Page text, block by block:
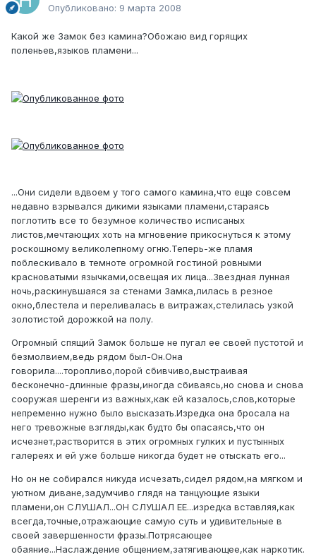
Опубликовано: 9 марта 2008
Какой же Замок без камина?Обожаю вид горящих
поленьев,языков пламени...
...Они сидели вдвоем у того самого камина,что еще совсем
недавно взрывался дикими языками пламени,стараясь
поглотить все то безумное количество исписаных
листов,мечтающих хоть на мгновение прикоснуться к этому
роскошному великолепному огню.Теперь-же пламя
поблескивало в темноте огромной гостиной ровными
красноватыми язычками,освещая их лица...Звездная лунная
ночь,раскинувшаяся за стенами Замка,лилась в резное
окно,блестела и переливалась в витражах,стелилась узкой
золотистой дорожкой на полу.
Огромный спящий Замок больше не пугал ее своей пустотой и
безмолвием,ведь рядом был-Он.Она
говорила....торопливо,порой сбивчиво,выстраивая
бесконечно-длинные фразы,иногда сбиваясь,но снова и снова
сооружая шеренги из важных,как ей казалось,слов,которые
непременно нужно было высказать.Изредка она бросала на
него тревожные взгляды,как будто бы опасаясь,что он
исчезнет,растворится в этих огромных гулких и пустынных
галереях и ей уже больше никогда будет не отыскать его...
Но он не собирался никуда исчезать,сидел рядом,на мягком и
уютном диване,задумчиво глядя на танцующие языки
пламени,он СЛУШАЛ...ОН СЛУШАЛ ЕЕ...изредка вставляя,как
всегда,точные,отражающие самую суть и удивительные в
своей завершенности фразы.Потрясающее
обаяние...Наслаждение общением,затягивающее,как наркотик.